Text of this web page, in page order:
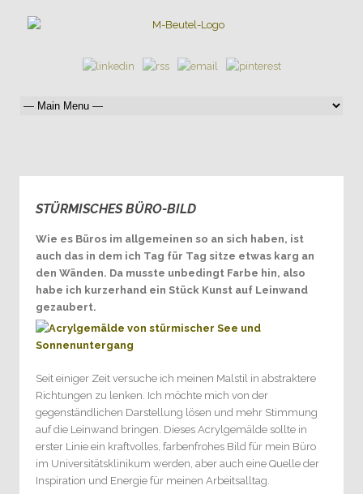
STÜRMISCHES BÜRO-BILD
Wie es Büros im allgemeinen so an sich haben, ist
auch das in dem ich Tag für Tag sitze etwas karg an
den Wänden. Da musste unbedingt Farbe hin, also
habe ich kurzerhand ein Stück Kunst auf Leinwand
gezaubert.
Seit einiger Zeit versuche ich meinen Malstil in abstraktere
Richtungen zu lenken. Ich möchte mich von der
gegenständlichen Darstellung lösen und mehr Stimmung
auf die Leinwand bringen. Dieses Acrylgemälde sollte in
erster Linie ein kraftvolles, farbenfrohes Bild für mein Büro
im Universitätsklinikum werden, aber auch eine Quelle der
Inspiration und Energie für meinen Arbeitsalltag.